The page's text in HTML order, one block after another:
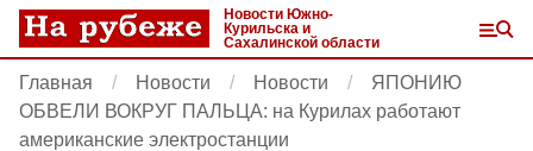
Новости Южно-
Курильска и
Сахалинской области
Главная Новости Новости
ЯПОНИЮ
ОБВЕЛИ ВОКРУГ ПАЛЬЦА: на Курилах работают
американские электростанции